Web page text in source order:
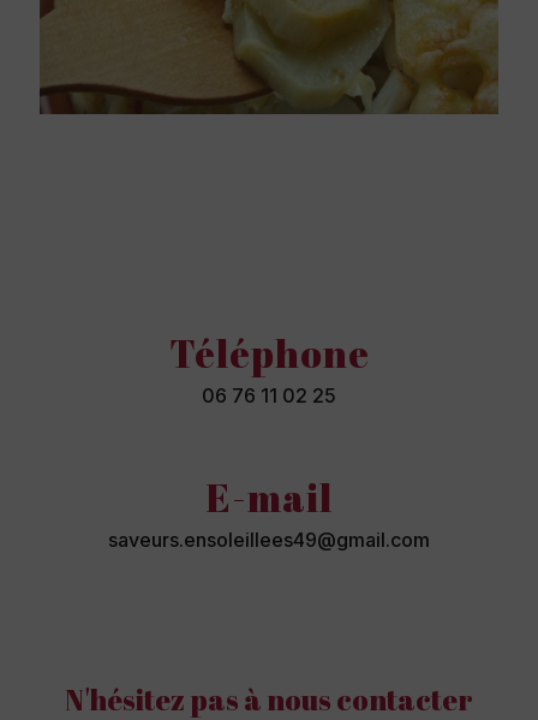
Téléphone
06 76 11 02 25
E-mail
saveurs.ensoleillees49@gmail.com
N'hésitez pas à nous contacter